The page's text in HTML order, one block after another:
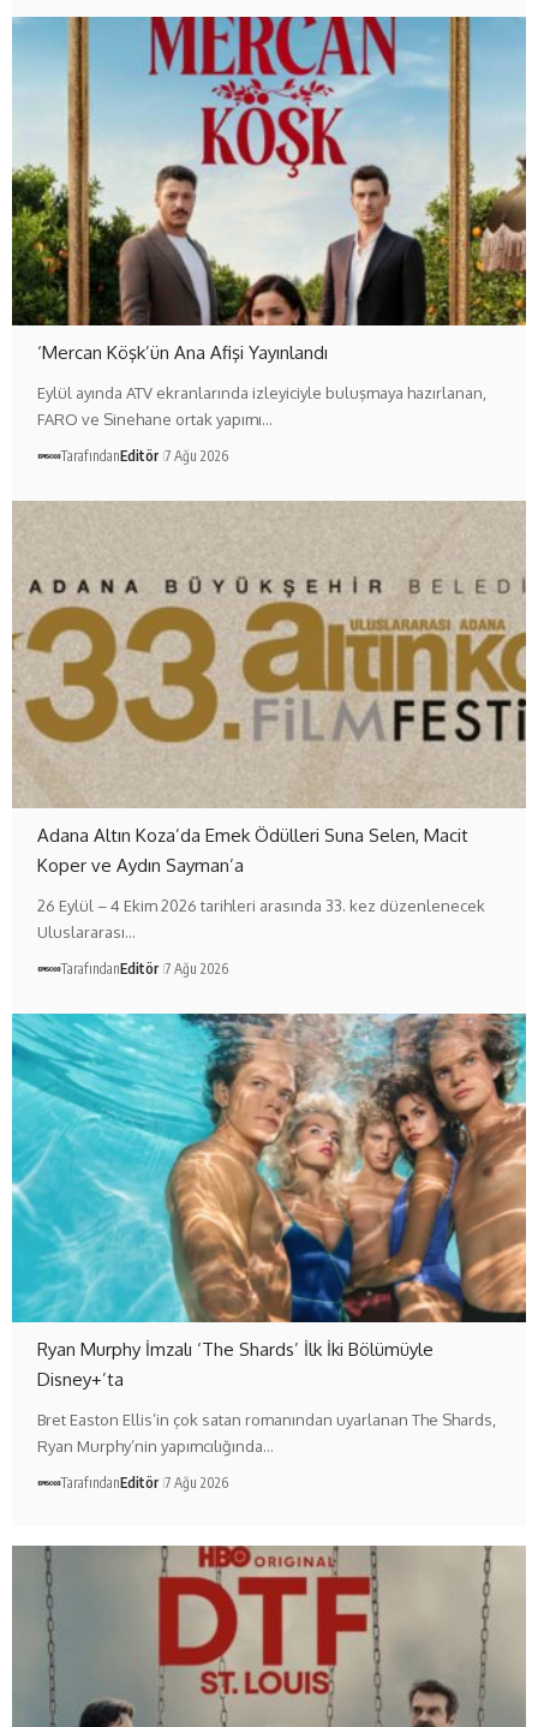
‘Mercan Köşk’ün Ana Afişi Yayınlandı
Eylül ayında ATV ekranlarında izleyiciyle buluşmaya hazırlanan,
FARO ve Sinehane ortak yapımı…
TarafındanEditör 7 Ağu 2026
Adana Altın Koza’da Emek Ödülleri Suna Selen, Macit
Koper ve Aydın Sayman’a
26 Eylül – 4 Ekim 2026 tarihleri arasında 33. kez düzenlenecek
Uluslararası…
TarafındanEditör 7 Ağu 2026
Ryan Murphy İmzalı ‘The Shards’ İlk İki Bölümüyle
Disney+’ta
Bret Easton Ellis’in çok satan romanından uyarlanan The Shards,
Ryan Murphy’nin yapımcılığında…
TarafındanEditör 7 Ağu 2026